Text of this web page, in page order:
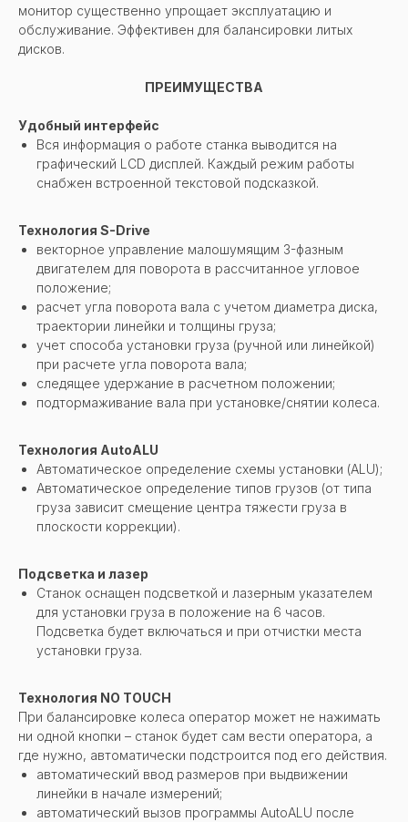
монитор существенно упрощает эксплуатацию и
обслуживание. Эффективен для балансировки литых
дисков.
ПРЕИМУЩЕСТВА
Удобный интерфейс
Вся информация о работе станка выводится на
графический LCD дисплей. Каждый режим работы
снабжен встроенной текстовой подсказкой.
Технология S-Drive
векторное управление малошумящим 3-фазным
двигателем для поворота в рассчитанное угловое
положение;
расчет угла поворота вала с учетом диаметра диска,
траектории линейки и толщины груза;
учет способа установки груза (ручной или линейкой)
при расчете угла поворота вала;
следящее удержание в расчетном положении;
подтормаживание вала при установке/снятии колеса.
Технология AutoALU
Автоматическое определение схемы установки (ALU);
Автоматическое определение типов грузов (от типа
груза зависит смещение центра тяжести груза в
плоскости коррекции).
Подсветка и лазер
Станок оснащен подсветкой и лазерным указателем
для установки груза в положение на 6 часов.
Подсветка будет включаться и при отчистки места
установки груза.
Технология NO TOUCH
При балансировке колеса оператор может не нажимать
ни одной кнопки – станок будет сам вести оператора, а
где нужно, автоматически подстроится под его действия.
автоматический ввод размеров при выдвижении
линейки в начале измерений;
автоматический вызов программы AutoALU после